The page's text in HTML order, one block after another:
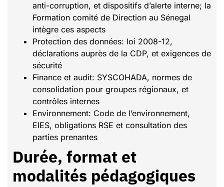
anti-corruption, et dispositifs d’alerte interne; la
Formation comité de Direction au Sénegal
intègre ces aspects
Protection des données: loi 2008-12,
déclarations auprès de la CDP, et exigences de
sécurité
Finance et audit: SYSCOHADA, normes de
consolidation pour groupes régionaux, et
contrôles internes
Environnement: Code de l’environnement,
EIES, obligations RSE et consultation des
parties prenantes
Durée, format et
modalités pédagogiques